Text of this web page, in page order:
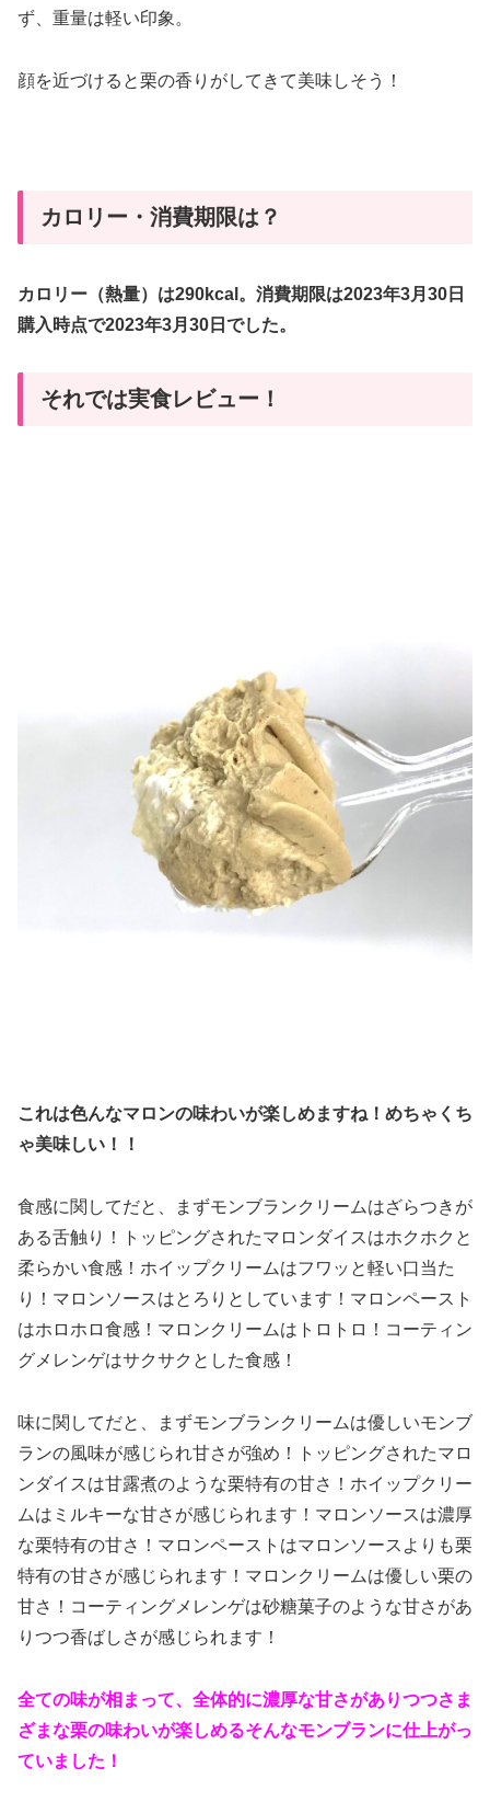
ず、重量は軽い印象。
顔を近づけると栗の香りがしてきて美味しそう！
カロリー・消費期限は？
カロリー（熱量）は290kcal。消費期限は2023年3月30日
購入時点で2023年3月30日でした。
それでは実食レビュー！
これは色んなマロンの味わいが楽しめますね！めちゃくち
ゃ美味しい！！
食感に関してだと、まずモンブランクリームはざらつきが
ある舌触り！トッピングされたマロンダイスはホクホクと
柔らかい食感！ホイップクリームはフワッと軽い口当た
り！マロンソースはとろりとしています！マロンペースト
はホロホロ食感！マロンクリームはトロトロ！コーティン
グメレンゲはサクサクとした食感！
味に関してだと、まずモンブランクリームは優しいモンブ
ランの風味が感じられ甘さが強め！トッピングされたマロ
ンダイスは甘露煮のような栗特有の甘さ！ホイップクリー
ムはミルキーな甘さが感じられます！マロンソースは濃厚
な栗特有の甘さ！マロンペーストはマロンソースよりも栗
特有の甘さが感じられます！マロンクリームは優しい栗の
甘さ！コーティングメレンゲは砂糖菓子のような甘さがあ
りつつ香ばしさが感じられます！
全ての味が相まって、全体的に濃厚な甘さがありつつさま
ざまな栗の味わいが楽しめるそんなモンブランに仕上がっ
ていました！